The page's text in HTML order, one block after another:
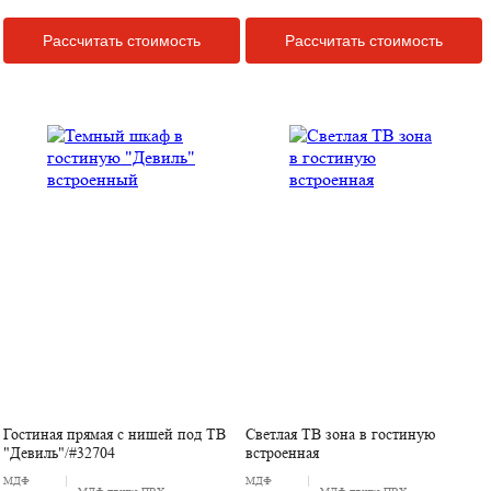
Рассчитать стоимость Рассчитать стоимость
Гостиная прямая с нишей под ТВ
"Девиль"/#32704
МДФ
Светлая ТВ зона в гостиную
встроенная
МДФ